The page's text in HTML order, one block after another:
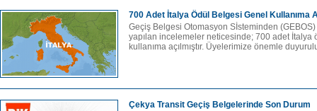
700 Adet İtalya Ödül Belgesi Genel Kullanıma
Geçiş Belgesi Otomasyon Sİsteminden
yapılan incelemeler neticesinde; 700 adet İtalya
kullanıma açılmıştır. Üyelerimize önemle
Çekya Transit Geçiş Belgelerinde Son Durum